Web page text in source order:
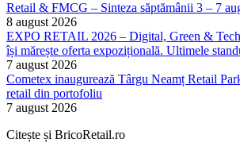
Retail & FMCG – Sinteza săptămânii 3 – 7
8 august 2026
EXPO RETAIL 2026 – Digital, Green &
își mărește oferta expozițională. Ultimele
7 august 2026
Cometex inaugurează Târgu Neamț Retail
retail din portofoliu
7 august 2026
Citește și BricoRetail.ro